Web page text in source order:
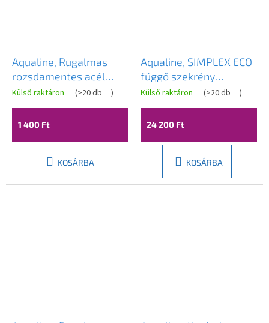
Aqualine, Rugalmas
rozsdamentes acél
tömlő M10x3/8", 60cm,
33356B
Külső raktáron (>20 db )
1 400 Ft
KOSÁRBA
Aqualine, SIMPLEX ECO
függő szekrény
50x60x24cm, SIME530
A
termék
értékelése
5-
Külső raktáron (>20 db )
24 200 Ft
KOSÁRBA